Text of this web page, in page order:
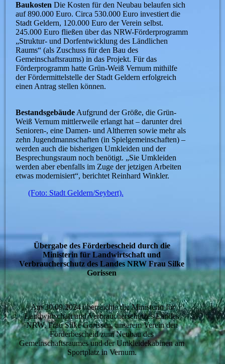
Baukosten Die Kosten für den Neubau belaufen sich
auf 890.000 Euro. Circa 530.000 Euro investiert die
Stadt Geldern, 120.000 Euro der Verein selbst.
245.000 Euro fließen über das NRW-Förderprogramm
„Struktur- und Dorfentwicklung des Ländlichen
Raums“ (als Zuschuss für den Bau des
Gemeinschaftsraums) in das Projekt. Für das
Förderprogramm hatte Grün-Weiß Vernum mithilfe
der Fördermittelstelle der Stadt Geldern erfolgreich
einen Antrag stellen können.
Bestandsgebäude Aufgrund der Größe, die Grün-
Weiß Vernum mittlerweile erlangt hat – darunter drei
Senioren-, eine Damen- und Altherren sowie mehr als
zehn Jugendmannschaften (in Spielgemeinschaften) –
werden auch die bisherigen Umkleiden und der
Besprechungsraum noch benötigt. „Sie Umkleiden
werden aber ebenfalls im Zuge der jetzigen Arbeiten
etwas modernisiert“, berichtet Reinhard Winkler.
(Foto: Stadt Geldern/Seybert).
Übergabe des Förderbescheid durch die
Ministerin für Landwirtschaft und
Verbraucherschutz des Landes NRW Frau Silke
Gorissen
Am 30.09.2024 überreichte die Ministerin für
Landwirtschaft und Verbraucherschutzes Landes
NRW, Frau Silke Gorissen, unserem Verein den
Förderbescheid zum Neubau des
Gemeinschaftsraumes und der Umkleidekabinen am
Sportplatz in Vernum.